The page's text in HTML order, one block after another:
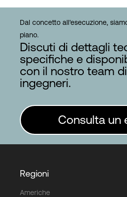
Dal concetto all'esecuzione,
piano.
Discuti di dettagli
specifiche e
con il nostro team di
ingegneri.
Consulta un
Regioni
Americhe